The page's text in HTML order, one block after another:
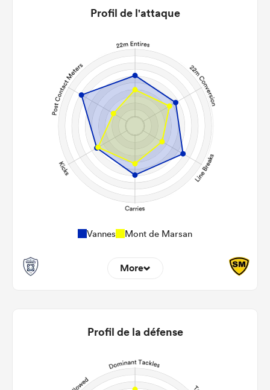
Profil de l'attaque
Vannes Mont de Marsan
More
22m Conversion
Carries
Profil de la défense